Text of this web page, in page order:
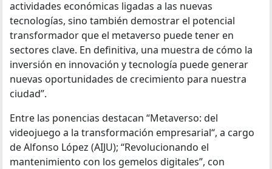
actividades económicas ligadas a las nuevas
tecnologías, sino también demostrar el potencial
transformador que el metaverso puede tener en
sectores clave. En definitiva, una muestra de cómo la
inversión en innovación y tecnología puede generar
nuevas oportunidades de crecimiento para nuestra
ciudad”.
Entre las ponencias destacan “Metaverso: del
videojuego a la transformación empresarial“, a cargo
de Alfonso López (AIJU); “Revolucionando el
mantenimiento con los gemelos digitales”, con